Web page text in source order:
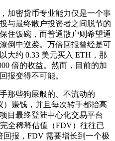
加密货币专业能力仅是一个事
与最终散户投资者之间脱节的
住饭碗，而普通散户则希望通
倒中逆袭。万倍回报曾经是可
大约 0.33 美元买入 ETH，那
倍的收益。然而，目前的加
报变得不可能。
那些狗屎般的、不流动的
赚钱，并且每次转手都抬高
目最终登陆中心化交易平台
全稀释估值（FDV）往往已
回报，FDV 需要增长到一个极